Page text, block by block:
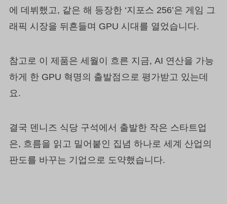
에 데뷔했고, 같은 해 등장한 ‘지포스 256’은 게임 그
래픽 시장을 뒤흔들며 GPU 시대를 열었습니다.
참고로 이 제품은 세월이 흐른 지금, AI 연산을 가능
하게 한 GPU 혁명의 출발점으로 평가받고 있는데
요.
결국 덴니즈 식당 구석에서 출발한 작은 스타트업
은, 흐름을 읽고 밀어붙인 집념 하나로 세계 산업의
판도를 바꾸는 기업으로 도약했습니다.